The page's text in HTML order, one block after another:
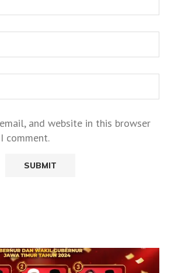
and website in this browser
comment.